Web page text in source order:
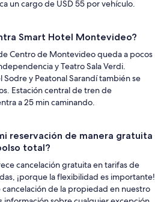
un cargo de USD 55 por vehículo.
Smart Hotel Montevideo?
Centro de Montevideo queda a pocos
y Teatro Sala Verdi.
y Peatonal Sarandí también se
Estación central de tren de
a 25 min caminando.
reservación de manera gratuita
total?
cancelación gratuita en tarifas de
¡porque la flexibilidad es importante!
cancelación de la propiedad en nuestro